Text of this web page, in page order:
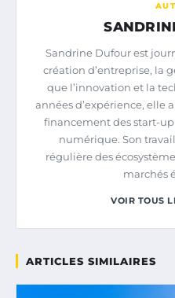
Sandrine Dufour est
création d’entreprise, la
que l’innovation et la
années d’expérience, elle
financement des start-
numérique. Son
régulière des
marchés
VOIR TOUS
ARTICLES SIMILAIRES